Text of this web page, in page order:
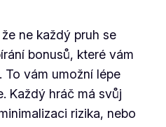
ne každý pruh se
bonusů, které vám
vám umožní lépe
Každý hráč má svůj
rizika, nebo